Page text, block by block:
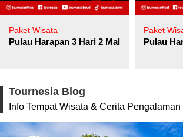
Paket Wisata
Pulau Harapan 3 Hari 2 Malam
Paket
Pulau
Tournesia Blog
Info Tempat Wisata & Cerita Pengalaman